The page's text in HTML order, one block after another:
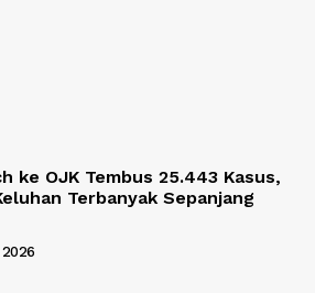
ke OJK Tembus 25.443 Kasus,
Terbanyak Sepanjang